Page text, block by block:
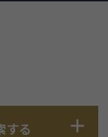
する